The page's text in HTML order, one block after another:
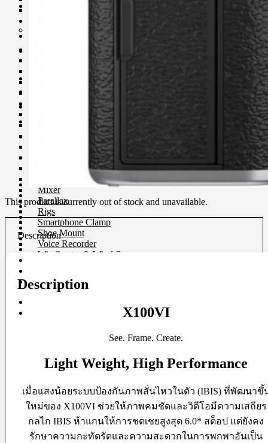
Darkroom Equipment
Video Making Gear
Action Camera Accessories
Pole & Boompole
Connector Cable
Drone Accessories
Gimbals & Accessories
Live Streaming Device
Matte Boxes & Accessories
Mic & Audio Adapter
Mixer
Parallax
Rigs
Smartphone Clamp
Shoe Mount
Voice Recorder
Windbuster & Wind Screen
Flash & Light
Studio House Equipment
Background
Color Gel Filter
Clamp
Fujinon 23mm f2 โครงสร้างชุดเลนส์แบบ 8 ชิ้น ใน 6 กลุ่ม
มีชิ้นแก้ว Aspherical 2 ชิ้น
ระบบกันสั่น IBIS 6 Stops
รองรับการโฟกัสติดตามทั้งคน สัตว์ นก แมลง และยาน
พาหนะ
ISO125 – 12,800 Extended ISO64 – 51,200
วิดีโอ 6K/30p, 4K/60p
รองรับ Memory Card แบบ Single UHS-I Slot
จอหลัง LCD Touchscreen 2 Way Tilt Screen
ช่องมองภาพ EVF 3.69 ล้านจุดสี
This product is currently out of stock and unavailable.
Description
Description
X100VI
See. Frame. Create.
Light Weight, High Performance
เมื่อแสงน้อยระบบป้องกันภาพสั่นไหวในตัว (IBIS) ที่พัฒนาขึ้
ใหม่ของ X100VI ช่วยให้ภาพคมชัดและวิดีโอมีความเสถียร
กลไก IBIS ห้าแกนให้การชดเชยสูงสุด 6.0* สต็อป แต่ยังคง
รักษาความกะทัดรัดและความสะดวกในการพกพาอันเป็น